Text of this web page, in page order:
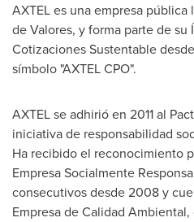
AXTEL es una empresa
de Valores, y forma parte de su
Cotizaciones Sustentable
símbolo "AXTEL CPO".
AXTEL se adhirió en 2011 al
iniciativa de responsabilidad
Ha recibido el reconocimiento
Empresa Socialmente
consecutivos desde 2008 y
Empresa de Calidad Ambiental,